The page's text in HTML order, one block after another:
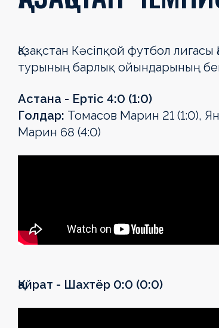
Қазақстан Кәсіпқой футбол
турының барлық ойындарының
Астана - Ертіс 4:0 (1:0)
Голдар: Томасов Марин 21 (1:0),
Марин 68 (4:0)
Қайрат - Шахтёр 0:0 (0:0)